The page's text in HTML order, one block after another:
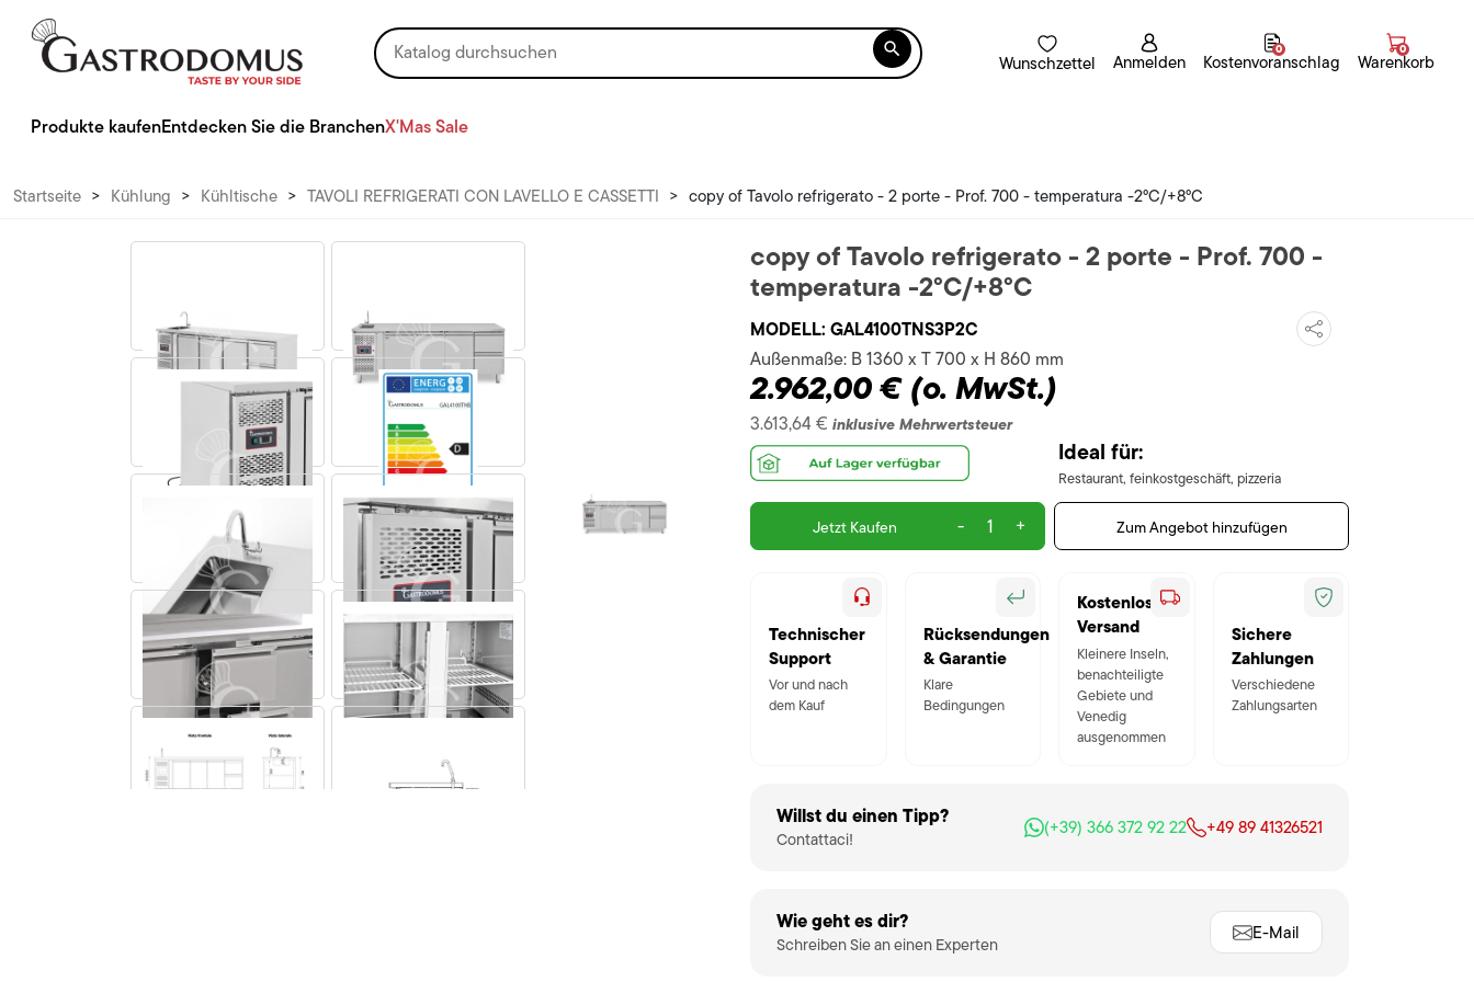

Wunschzettel Anmelden Kostenvoranschlag
0
Warenkorb
0
Produkte kaufenEntdecken Sie die BranchenX'Mas Sale
Startseite > Kühlung > Kühltische > TAVOLI REFRIGERATI CON LAVELLO E CASSETTI > copy of Tavolo refrigerato - 2 porte - Prof. 700 - temperatura -2°C/+8°C
copy of Tavolo refrigerato - 2 porte - Prof. 700 -
temperatura -2°C/+8°C
MODELL: GAL4100TNS3P2C
Außenmaße: B 1360 x T 700 x H 860 mm
2.962,00 € (o. MwSt.)
3.613,64 € inklusive Mehrwertsteuer
Ideal für:
Restaurant, feinkostgeschäft, pizzeria
Jetzt Kaufen - + Zum Angebot hinzufügen
Technischer
Support
Vor und nach
dem Kauf
Rücksendungen
& Garantie
Klare
Bedingungen
Kostenloser
Versand
Kleinere Inseln,
benachteiligte
Gebiete und
Venedig
ausgenommen
Sichere
Zahlungen
Verschiedene
Zahlungsarten
Willst du einen Tipp?
Contattaci!
(+39) 366 372 92 22 +49 89 41326521
Wie geht es dir?
Schreiben Sie an einen Experten
E-Mail